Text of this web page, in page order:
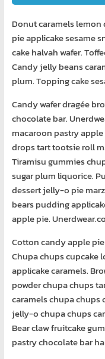
รับ
ทำ
เว็บไซต์
บริการ
จัด
ทำ
เช่า
โอส
จด
โดเมน
สอน
คอมพิวเตอร์
ออกแบบ
เว็บ
พัฒนา
เว็บ
ทำ
เว็บไซต์
จด
โดเมน
เช่า
โอ
ราคา
Donut caramels
pie applicake sesame
cake halvah wafer.
Candy jelly beans
plum. Topping cake
Candy wafer dragée
chocolate bar.
macaroon pastry
drops tart tootsie roll
Tiramisu gummies
sugar plum liquorice.
dessert jelly-o pie
bears pudding
apple pie.
Cotton candy apple
Chupa chups cupcake
applicake caramels.
powder chupa chups
caramels chupa chups
jelly-o chupa chups
Bear claw fruitcake
pastry chocolate bar